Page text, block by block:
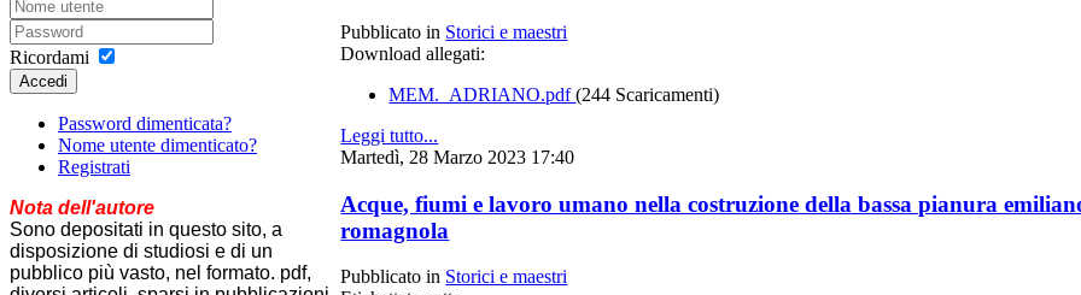
Pubblicato in Storici e maestri
Download allegati:
MEM._ADRIANO.pdf(244 Scaricamenti)
Leggi tutto...
Martedì, 28 Marzo 2023 17:40
Acque, fiumi e lavoro umano nella costruzione della bassa pianura
romagnola
Pubblicato in Storici e maestri
Ricordami
Accedi
Password dimenticata?
Nome utente dimenticato?
Registrati
Nota dell'autore
Sono depositati in questo sito, a
disposizione di studiosi e di un
pubblico più vasto, nel formato. pdf,